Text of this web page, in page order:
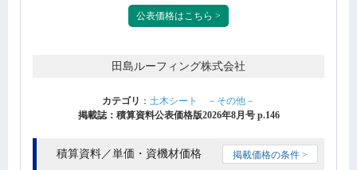
公表価格はこちら >
田島ルーフィング株式会社
カテゴリ ： 土木シート －その他－
掲載誌：積算資料公表価格版2026年8月号 p.146
積算資料／単価・資機材価格 掲載価格の条件 >